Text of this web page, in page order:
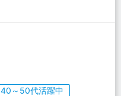
40～50代活躍中